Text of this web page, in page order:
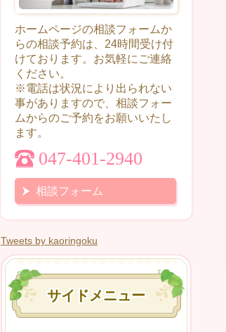
ホームページの相談フォームか
らの相談予約は、24時間受け付
けております。お気軽にご連絡
ください。
※電話は状況により出られない
事がありますので、相談フォー
ムからのご予約をお願いいたし
ます。
047-401-2940
相談フォーム
Tweets by kaoringoku
サイドメニュー